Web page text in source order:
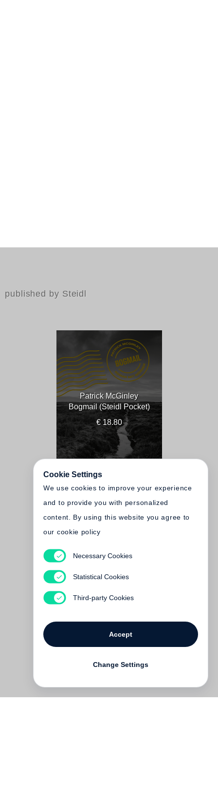
published by Steidl
Patrick McGinley
Bogmail (Steidl Pocket)
€ 18.80
Bogmail
Cookie Settings
We use cookies to improve your experience
and to provide you with personalized
content. By using this website you agree to
our cookie policy
Necessary Cookies
Statistical Cookies
Third-party Cookies
Accept
Change Settings